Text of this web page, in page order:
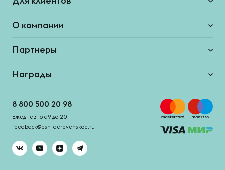
О компании
Партнеры
Награды
8 800 500 20 98
Ежедневно с 9 до 20
feedback@esh-derevenskoe.ru